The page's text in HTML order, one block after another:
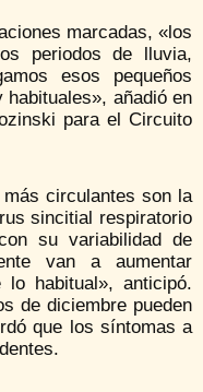
marcadas, «los
periodos de lluvia,
esos pequeños
añadió en
para el Circuito
circulantes son la
sincitial respiratorio
su variabilidad de
van a aumentar
lo habitual», anticipó.
de diciembre pueden
que los síntomas a